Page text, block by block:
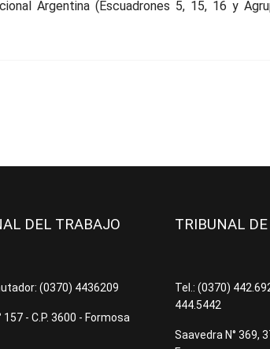
Argentina (Escuadrones 5, 15, 16 y
DEL TRABAJO
(0370) 4436209
157 - C.P. 3600 - Formosa
TRIBUNAL
Tel.: (0370)
444.5442
Saavedra N° 369,